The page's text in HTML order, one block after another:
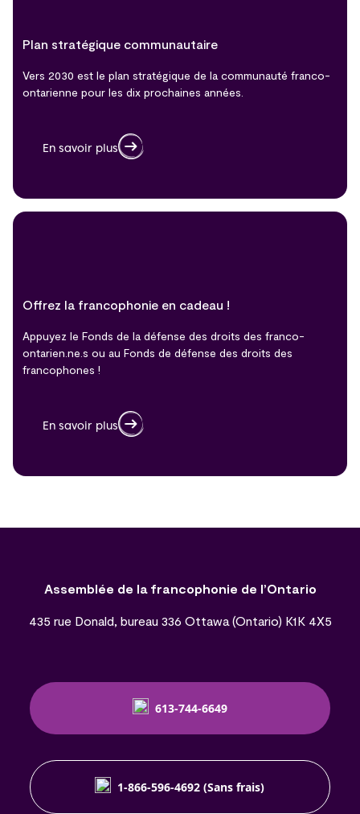
Plan stratégique communautaire
Vers 2030 est le plan stratégique de la communauté franco-
ontarienne pour les dix prochaines années.
En savoir plus
Offrez la francophonie en cadeau !
Appuyez le Fonds de la défense des droits des franco-
ontarien.ne.s ou au Fonds de défense des droits des
francophones !
En savoir plus
Assemblée de la francophonie de l’Ontario
435 rue Donald, bureau 336 Ottawa (Ontario) K1K 4X5
613-744-6649
1-866-596-4692 (Sans frais)